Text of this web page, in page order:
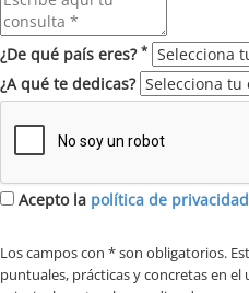
¿De qué país eres? *
¿A qué te dedicas?
Acepto la política de privacidad
Los campos con * son obligatorios